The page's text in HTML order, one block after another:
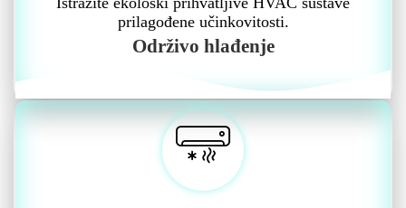
prilagođene učinkovitosti.
Održivo hlađenje